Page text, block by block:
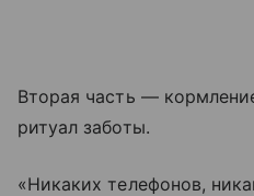
Вторая часть —
ритуал заботы.
«Никаких телефонов,